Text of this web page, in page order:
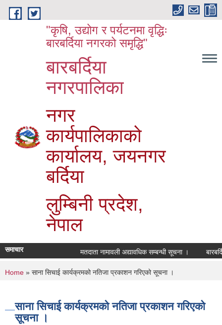
Skip to main content
"कृषि, उद्योग र पर्यटनमा वृद्धिः
बारबर्दिया नगरको समृद्धि"
बारबर्दिया
नगरपालिका
नगर
कार्यपालिकाको
कार्यालय, जयनगर
बर्दिया
लुम्बिनी प्रदेश,
नेपाल
समाचार मतदाता नामावली अद्यावधिक सम्बन्धी सूचना ।
You are here
Home » साना सिचाई कार्यक्रमको नतिजा प्रकाशन गरिएको सूचना ।
साना सिचाई कार्यक्रमको नतिजा प्रकाशन गरिएको
सूचना ।